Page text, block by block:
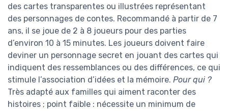
des cartes transparentes ou illustrées représentant
des personnages de contes. Recommandé à partir de 7
ans, il se joue de 2 à 8 joueurs pour des parties
d’environ 10 à 15 minutes. Les joueurs doivent faire
deviner un personnage secret en jouant des cartes qui
indiquent des ressemblances ou des différences, ce qui
stimule l’association d’idées et la mémoire. Pour qui ?
Très adapté aux familles qui aiment raconter des
histoires ; point faible : nécessite un minimum de